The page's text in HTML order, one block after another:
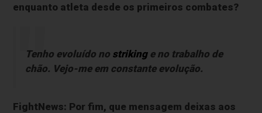
enquanto atleta desde os primeiros combates?
Tenho evoluído no strikinge no trabalho de
chão. Vejo-me em constante evolução.
FightNews: Por fim, que mensagem deixas aos